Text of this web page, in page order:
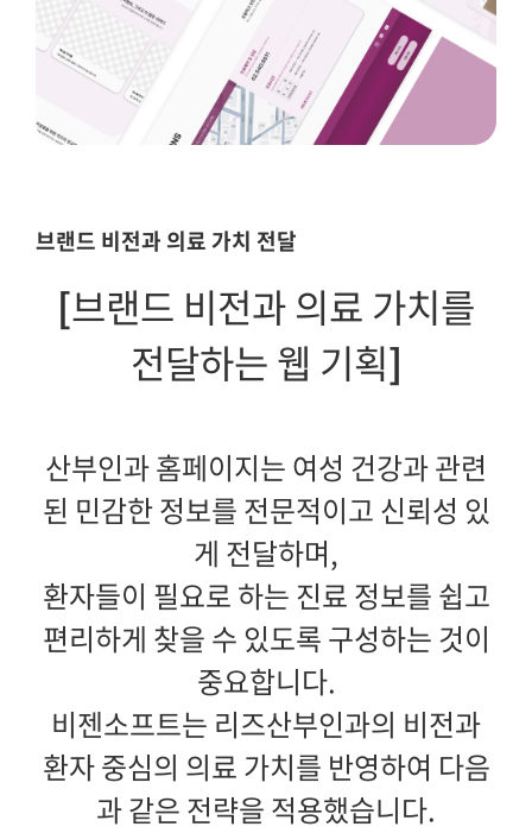
브랜드 비전과 의료 가치 전달
[브랜드 비전과 의료 가치를
전달하는 웹 기획]
산부인과 홈페이지는 여성 건강과 관련
된 민감한 정보를 전문적이고 신뢰성 있
게 전달하며,
환자들이 필요로 하는 진료 정보를 쉽고
편리하게 찾을 수 있도록 구성하는 것이
중요합니다.
비젠소프트는 리즈산부인과의 비전과
환자 중심의 의료 가치를 반영하여 다음
과 같은 전략을 적용했습니다.